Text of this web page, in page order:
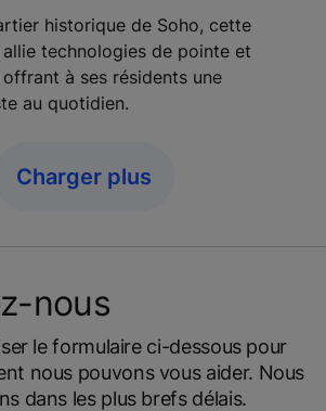
historique de Soho, cette
technologies de pointe et
à ses résidents une
au quotidien.
Charger plus
nous
le formulaire ci-dessous pour
nous pouvons vous aider. Nous
dans les plus brefs délais.